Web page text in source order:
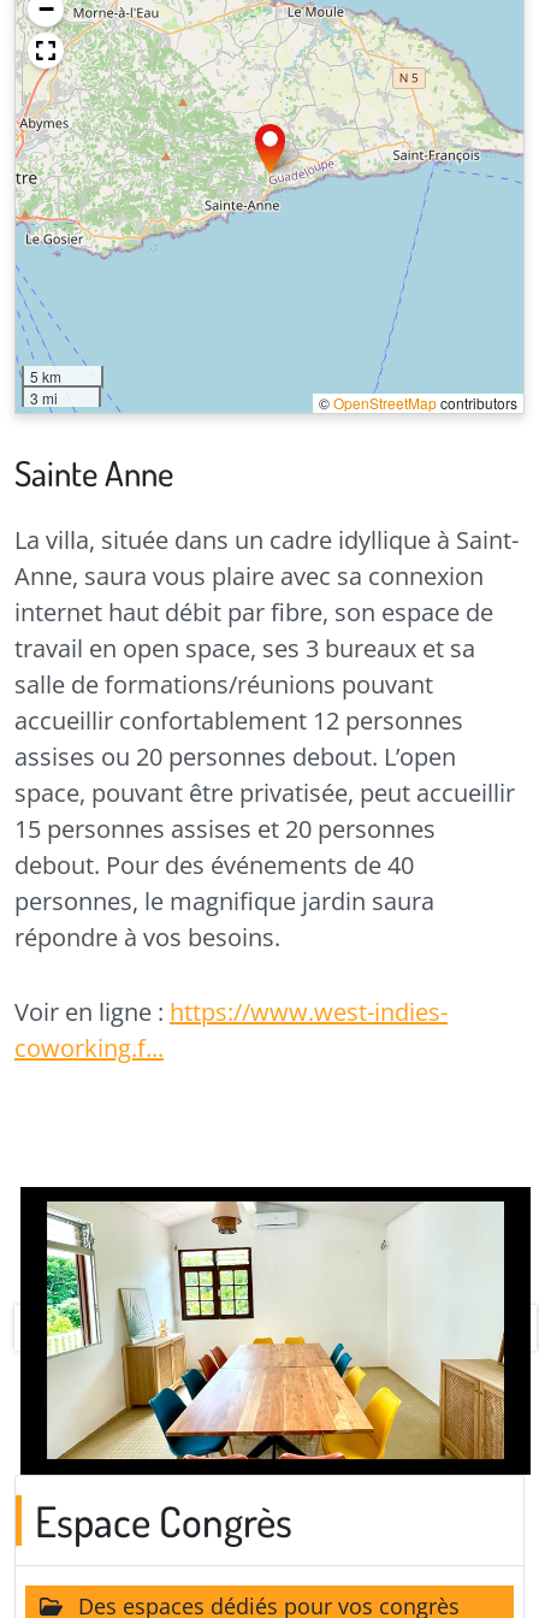
−
5 km
3 mi
©OpenStreetMapcontributors
Sainte Anne
La villa, située dans un cadre idyllique à Saint-
Anne, saura vous plaire avec sa connexion
internet haut débit par fibre, son espace de
travail en open space, ses 3 bureaux et sa
salle de formations/réunions pouvant
accueillir confortablement 12 personnes
assises ou 20 personnes debout. L’open
space, pouvant être privatisée, peut accueillir
15 personnes assises et 20 personnes
debout. Pour des événements de 40
personnes, le magnifique jardin saura
répondre à vos besoins.
Voir en ligne : https://www.west-indies-
coworking.f...
Espace Congrès
Des espaces dédiés pour vos congrès